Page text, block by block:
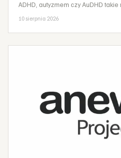
ADHD, autyzmem czy AuDHD takie
10 sierpnia 2026